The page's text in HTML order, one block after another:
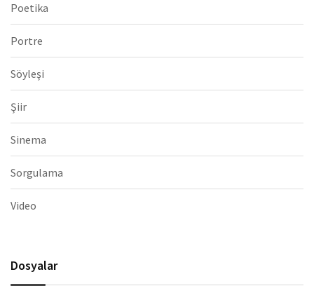
Poetika
Portre
Söyleşi
Şiir
Sinema
Sorgulama
Video
Dosyalar